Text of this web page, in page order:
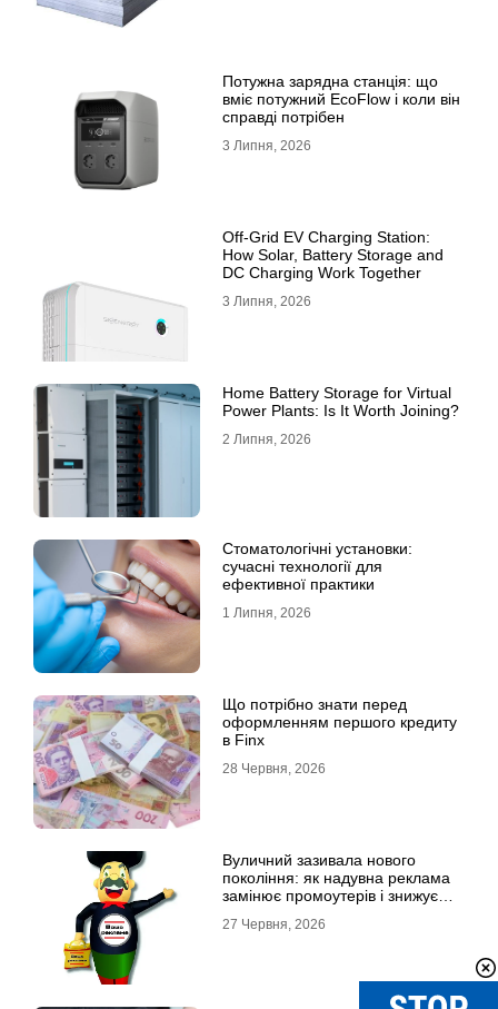
Потужна зарядна станція: що
вміє потужний EcoFlow і коли він
справді потрібен
3 Липня, 2026
Off-Grid EV Charging Station:
How Solar, Battery Storage and
DC Charging Work Together
3 Липня, 2026
Home Battery Storage for Virtual
Power Plants: Is It Worth Joining?
2 Липня, 2026
Стоматологічні установки:
сучасні технології для
ефективної практики
1 Липня, 2026
Що потрібно знати перед
оформленням першого кредиту
в Finx
28 Червня, 2026
Вуличний зазивала нового
покоління: як надувна реклама
замінює промоутерів і знижує
27 Червня, 2026